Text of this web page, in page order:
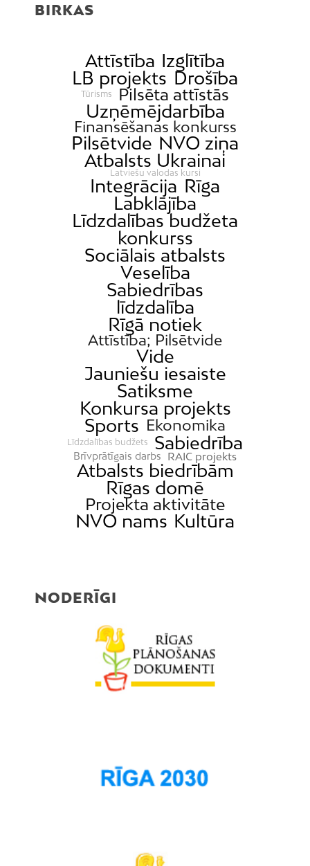
BIRKAS
Attīstība Izglītība
LB projekts Drošība
Tūrisms Pilsēta attīstās
Uzņēmējdarbība
Finansēšanas konkurss
Pilsētvide NVO ziņa
Atbalsts Ukrainai
Latviešu valodas kursi
Integrācija Rīga
Labklājība
Līdzdalības budžeta
konkurss
Sociālais atbalsts
Veselība
Sabiedrības
līdzdalība
Rīgā notiek
Attīstība; Pilsētvide
Vide
Jauniešu iesaiste
Satiksme
Konkursa projekts
Sports Ekonomika
Līdzdalības budžets Sabiedrība
Brīvprātīgais darbs RAIC projekts
Atbalsts biedrībām
Rīgas domē
Projekta aktivitāte
NVO nams Kultūra
NODERĪGI